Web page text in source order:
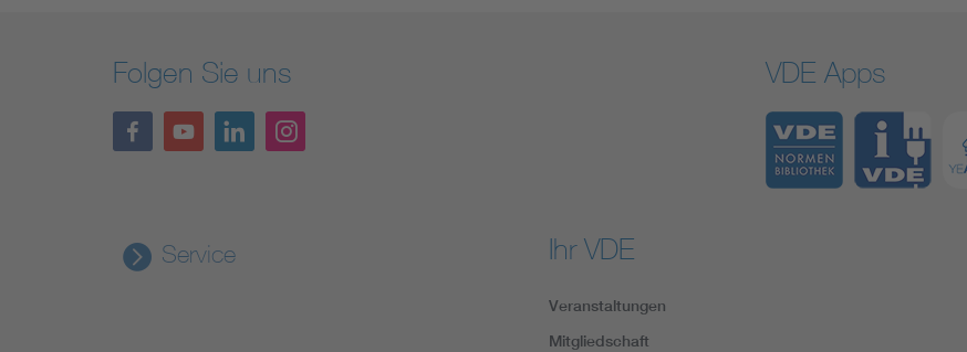
Folgen Sie uns VDE Apps
Service Ihr VDE
Veranstaltungen
Mitgliedschaft